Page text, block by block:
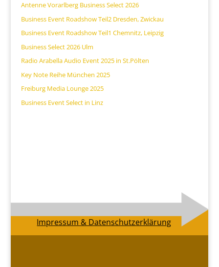
Antenne Vorarlberg Business Select 2026
Business Event Roadshow Teil2 Dresden, Zwickau
Business Event Roadshow Teil1 Chemnitz, Leipzig
Business Select 2026 Ulm
Radio Arabella Audio Event 2025 in St.Pölten
Key Note Reihe München 2025
Freiburg Media Lounge 2025
Business Event Select in Linz
Impressum & Datenschutzerklärung